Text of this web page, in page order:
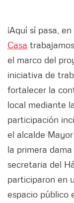
¡Aquí sí pasa, en
Casa
el marco del
iniciativa de
fortalecer la
local mediante
participación
el alcalde
la primera
secretaria del
participaron en
espacio público